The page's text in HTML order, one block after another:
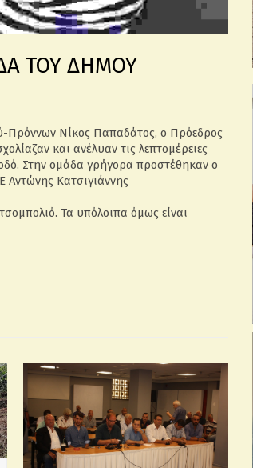
ΤΟΥ ΔΗΜΟΥ
Πρόννων Νίκος Παπαδάτος, ο Πρόεδρος
και ανέλυαν τις λεπτομέρειες
Στην ομάδα γρήγορα προστέθηκαν ο
Κατσιγιάννης
Τα υπόλοιπα όμως είναι